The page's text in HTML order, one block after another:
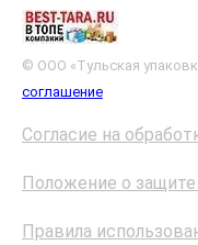
© ООО «Тульская
соглашение
Согласие на
Положение о
Правила